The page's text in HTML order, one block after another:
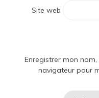
Site web
Enregistrer mon
navigateur pour